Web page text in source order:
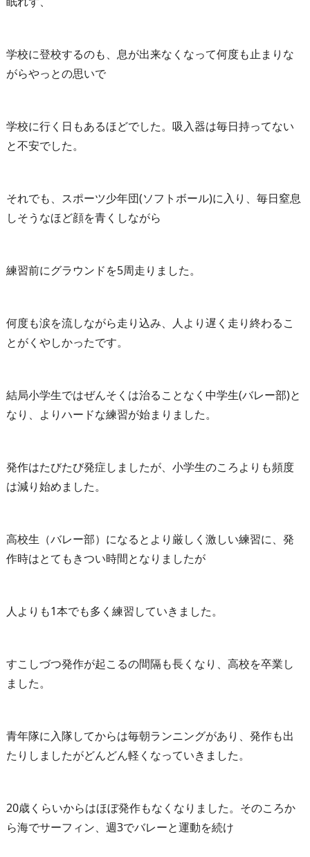
学校に登校するのも、息が出来なくなって何度も止まりな
がらやっとの思いで
学校に行く日もあるほどでした。吸入器は毎日持ってない
と不安でした。
それでも、スポーツ少年団(ソフトボール)に入り、毎日窒息
しそうなほど顔を青くしながら
練習前にグラウンドを5周走りました。
何度も涙を流しながら走り込み、人より遅く走り終わるこ
とがくやしかったです。
結局小学生ではぜんそくは治ることなく中学生(バレー部)と
なり、よりハードな練習が始まりました。
発作はたびたび発症しましたが、小学生のころよりも頻度
は減り始めました。
高校生（バレー部）になるとより厳しく激しい練習に、発
作時はとてもきつい時間となりましたが
人よりも1本でも多く練習していきました。
すこしづつ発作が起こるの間隔も長くなり、高校を卒業し
ました。
青年隊に入隊してからは毎朝ランニングがあり、発作も出
たりしましたがどんどん軽くなっていきました。
20歳くらいからはほぼ発作もなくなりました。そのころか
ら海でサーフィン、週3でバレーと運動を続け